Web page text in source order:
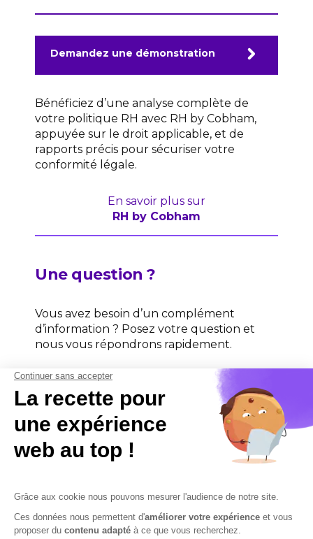
Demandez une démonstration
Bénéficiez d’une analyse complète de
votre politique RH avec RH by Cobham,
appuyée sur le droit applicable, et de
rapports précis pour sécuriser votre
conformité légale.
En savoir plus sur
RH by Cobham
Une question ?
Vous avez besoin d’un complément
d’information ? Posez votre question et
nous vous répondrons rapidement.
Contactez-nous
Contactez-nous Mentions légales
Plan du site
Sécurisation des données